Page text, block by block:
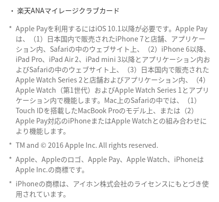
楽天ANAマイレージクラブカード
* Apple Payを利用するにはiOS 10.1以降が必要です。Apple Pay
は、（1）日本国内で販売されたiPhone 7と店舗、アプリケー
ション内、Safariの中のウェブサイト上、（2）iPhone 6以降、
iPad Pro、iPad Air 2、iPad mini 3以降とアプリケーション内お
よびSafariの中のウェブサイト上、（3）日本国内で販売された
Apple Watch Series 2と店舗およびアプリケーション内、（4）
Apple Watch（第1世代）およびApple Watch Series 1とアプリ
ケーション内で機能します。Mac上のSafariの中では、（1）
Touch IDを搭載したMacBook Proのモデル上、または（2）
Apple Pay対応のiPhoneまたはApple Watchとの組み合わせに
より機能します。
* TM and © 2016 Apple Inc. All rights reserved.
* Apple、Appleのロゴ、Apple Pay、Apple Watch、iPhoneは
Apple Inc.の商標です。
* iPhoneの商標は、アイホン株式会社のライセンスにもとづき使
用されています。